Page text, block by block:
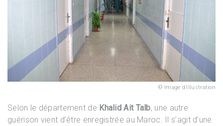
Image d’illustration
Selon le département de Khalid Ait Talb, une autre
guérison vient d’être enregistrée au Maroc. Il s’agit d’une